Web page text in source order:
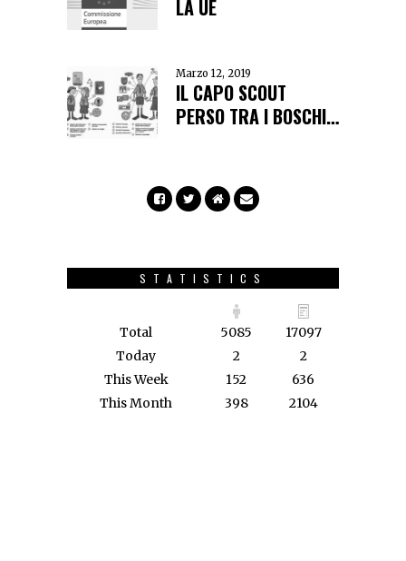
LA UE
Marzo 12, 2019
IL CAPO SCOUT
PERSO TRA I BOSCHI…
STATISTICS
Total 5085
17097
Today
2
2
This Week
152
636
This Month
398 2104